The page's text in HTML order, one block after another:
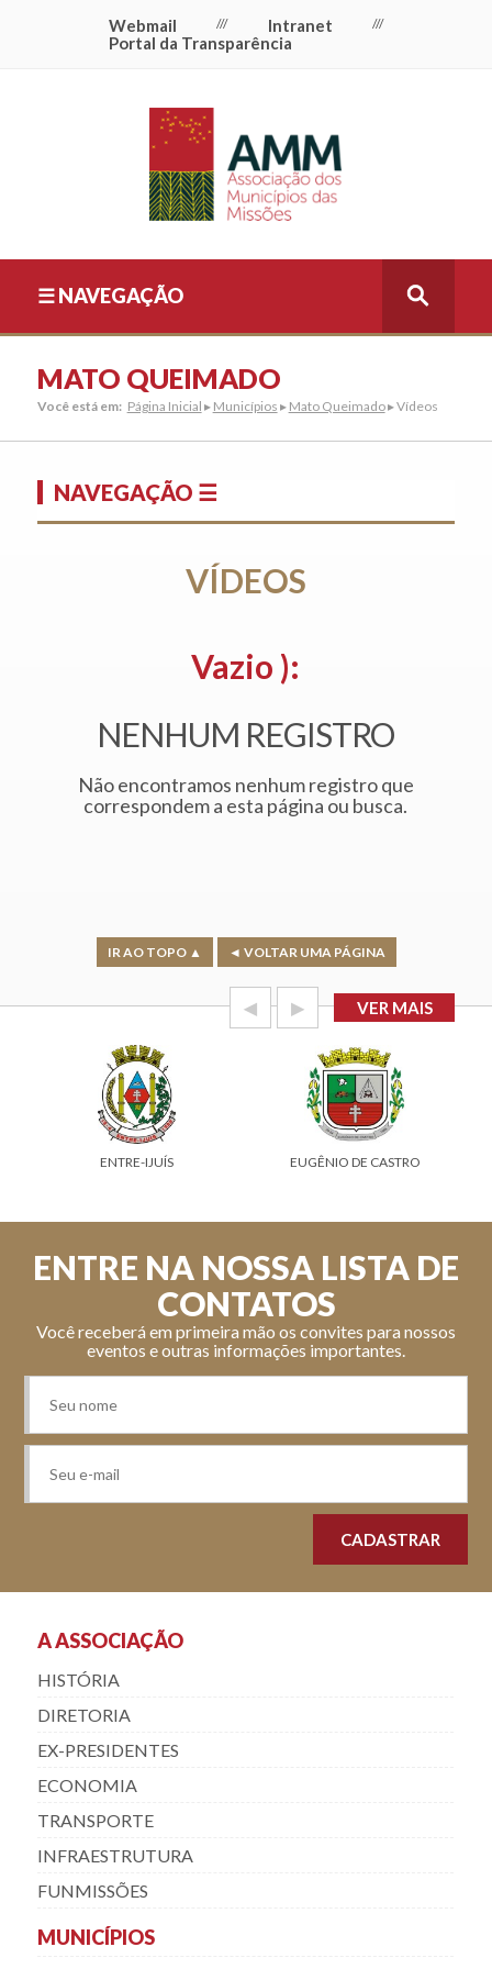
Webmail /// Intranet ///
Portal da Transparência
☰ NAVEGAÇÃO
MATO QUEIMADO
Você está em: Página Inicial ▸ Municípios ▸ Mato Queimado▸ Vídeos
VÍDEOS
Vazio ):
NENHUM REGISTRO
Não encontramos nenhum registro que
correspondem a esta página ou busca.
NAVEGAÇÃO ☰
IR AO TOPO ▲ ◄ VOLTAR UMA PÁGINA
◀ ▶ VER MAIS
ENTRE-IJUÍS EUGÊNIO DE CASTRO
A ASSOCIAÇÃO
HISTÓRIA
DIRETORIA
EX-PRESIDENTES
ECONOMIA
TRANSPORTE
INFRAESTRUTURA
FUNMISSÕES
MUNICÍPIOS
ENTRE NA NOSSA LISTA DE
CONTATOS
Você receberá em primeira mão os convites para nossos
eventos e outras informações importantes.